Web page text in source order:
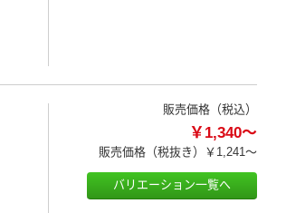
販売価格（税込）
￥1,340～
販売価格（税抜き） ￥1,241～
バリエーション一覧へ